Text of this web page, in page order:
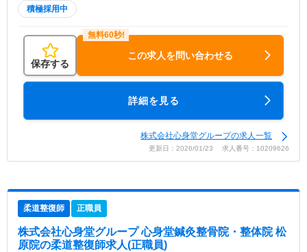
積極採用中
保存する
この求人を問い合わせる
詳細を見る
株式会社心身堂グループの求人一覧
更新日：2026/01/23 求人番号：10209626
柔道整復師 正職員
株式会社心身堂グループ 心身堂鍼灸整骨院・整体院 松
原院の柔道整復師求人(正職員)